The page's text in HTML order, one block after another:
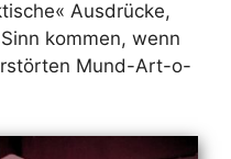
Aus­drü­cke,
kom­men, wenn
Mund-Art-o-